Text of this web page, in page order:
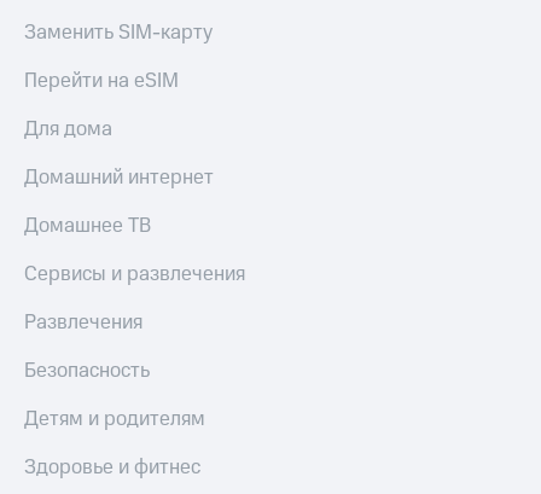
Заменить SIM-карту
Перейти на eSIM
Для дома
Домашний интернет
Домашнее ТВ
Сервисы и развлечения
Развлечения
Безопасность
Детям и родителям
Здоровье и фитнес